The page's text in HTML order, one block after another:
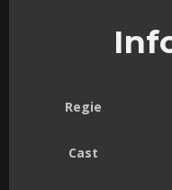
Regie
Cast